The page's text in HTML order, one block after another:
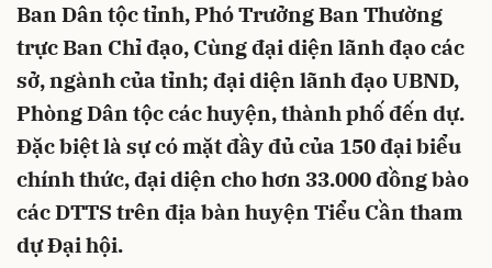
Ban Dân tộc tỉnh, Phó Trưởng Ban Thường
trực Ban Chỉ đạo, Cùng đại diện lãnh đạo các
sở, ngành của tỉnh; đại diện lãnh đạo UBND,
Phòng Dân tộc các huyện, thành phố đến dự.
Đặc biệt là sự có mặt đầy đủ của 150 đại biểu
chính thức, đại diện cho hơn 33.000 đồng bào
các DTTS trên địa bàn huyện Tiểu Cần tham
dự Đại hội.